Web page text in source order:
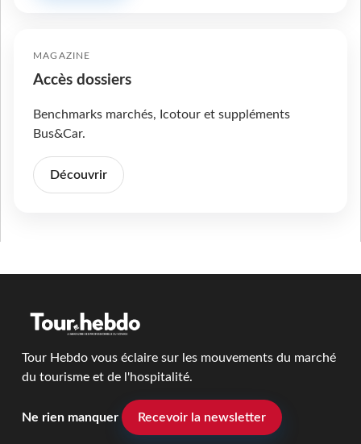
MAGAZINE
Accès dossiers
Benchmarks marchés, Icotour et suppléments
Bus&Car.
Découvrir
Tour Hebdo vous éclaire sur les mouvements du marché
du tourisme et de l'hospitalité.
Ne rien manquer Recevoir la newsletter